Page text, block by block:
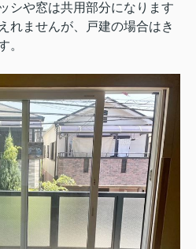
シや窓は共用部分になります
れませんが、戸建の場合はき
。